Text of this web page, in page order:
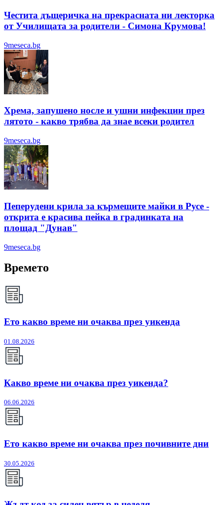
Честита дъщеричка на прекрасната ни лекторка
от Училищата за родители - Симона Крумова!
9meseca.bg
Хрема, запушено носле и ушни инфекции през
лятотo - какво трябва да знае всеки родител
9meseca.bg
Пеперудени крила за кърмещите майки в Русе -
открита е красива пейка в градинката на
площад "Дунав"
9meseca.bg
Времето
Ето какво време ни очаква през уикенда
01.08.2026
Какво време ни очаква през уикенда?
06.06.2026
Ето какво време ни очаква през почивните дни
30.05.2026